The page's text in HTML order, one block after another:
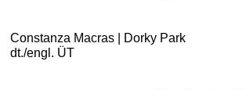
Constanza Macras | Dorky Park
dt./engl. ÜT